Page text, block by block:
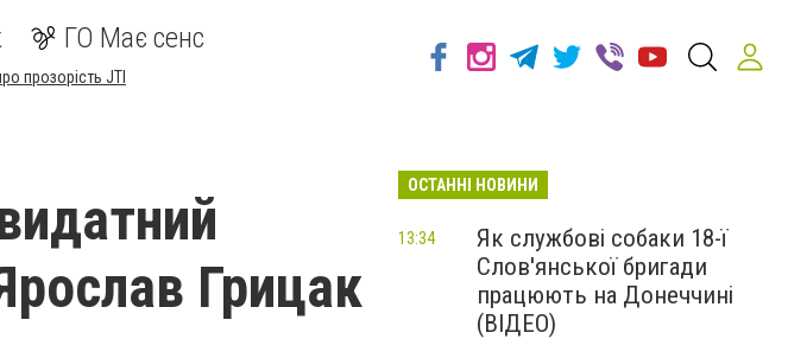
ГО Має сенс
прозорість JTI
Грицак
ОСТАННІ НОВИНИ
Як службові собаки 18-ї
Слов'янської бригади
працюють на Донеччині
(ВІДЕО)
13:34